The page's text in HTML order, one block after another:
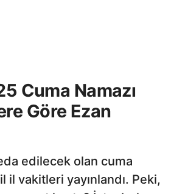
Cuma Namazı
Göre Ezan
edilecek olan cuma
il vakitleri yayınlandı. Peki,